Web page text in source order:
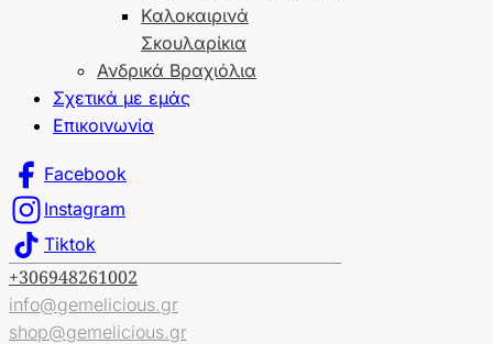
Καλοκαιρινά
Σκουλαρίκια
Ανδρικά Βραχιόλια
Σχετικά με εμάς
Επικοινωνία
Facebook
Instagram
Tiktok
+306948261002
info@gemelicious.gr
shop@gemelicious.gr